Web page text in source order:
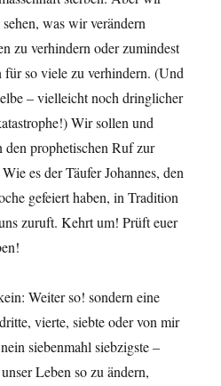
was wir verändern
zu verhindern oder zumindest
für so viele zu verhindern. (Und
– vielleicht noch dringlicher
Wir sollen und
den prophetischen Ruf zur
es der Täufer Johannes, den
gefeiert haben, in Tradition
zuruft. Kehrt um! Prüft euer
Weiter so! sondern eine
vierte, siebte oder von mir
siebenmahl siebzigste –
Leben so zu ändern,